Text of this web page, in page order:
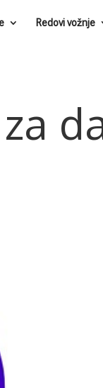
Redovi vožnje